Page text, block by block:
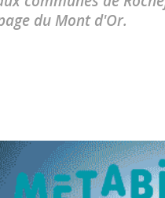
du Mont d'Or.